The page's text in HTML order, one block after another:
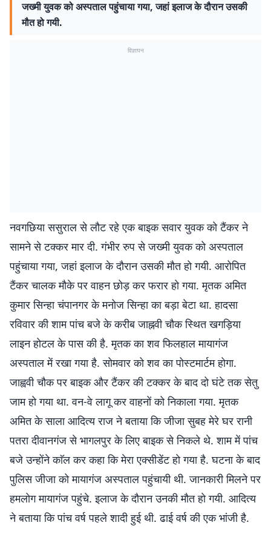
जख्मी युवक को अस्पताल पहुंचाया गया, जहां इलाज के दौरान उसकी
मौत हो गयी.
विज्ञापन
नवगछिया ससुराल से लौट रहे एक बाइक सवार युवक को टैंकर ने
सामने से टक्कर मार दी. गंभीर रुप से जख्मी युवक को अस्पताल
पहुंचाया गया, जहां इलाज के दौरान उसकी मौत हो गयी. आरोपित
टैंकर चालक मौके पर वाहन छोड़ कर फरार हो गया. मृतक अमित
कुमार सिन्हा चंपानगर के मनोज सिन्हा का बड़ा बेटा था. हादसा
रविवार की शाम पांच बजे के करीब जाह्नवी चौक स्थित खगड़िया
लाइन होटल के पास की है. मृतक का शव फिलहाल मायागंज
अस्पताल में रखा गया है. सोमवार को शव का पोस्टमार्टम होगा.
जाह्ववी चौक पर बाइक और टैंकर की टक्कर के बाद दो घंटे तक सेतु
जाम हो गया था. वन-वे लागू कर वाहनों को निकाला गया. मृतक
अमित के साला आदित्य राज ने बताया कि जीजा सुबह मेरे घर रानी
पतरा दीवानगंज से भागलपुर के लिए बाइक से निकले थे. शाम में पांच
बजे उन्होंने काॅल कर कहा कि मेरा एक्सीडेंट हो गया है. घटना के बाद
पुलिस जीजा को मायागंज अस्पताल पहुंचायी थी. जानकारी मिलने पर
हमलोग मायागंज पहुंचे. इलाज के दौरान उनकी मौत हो गयी. आदित्य
ने बताया कि पांच वर्ष पहले शादी हुई थी. ढाई वर्ष की एक भांजी है.